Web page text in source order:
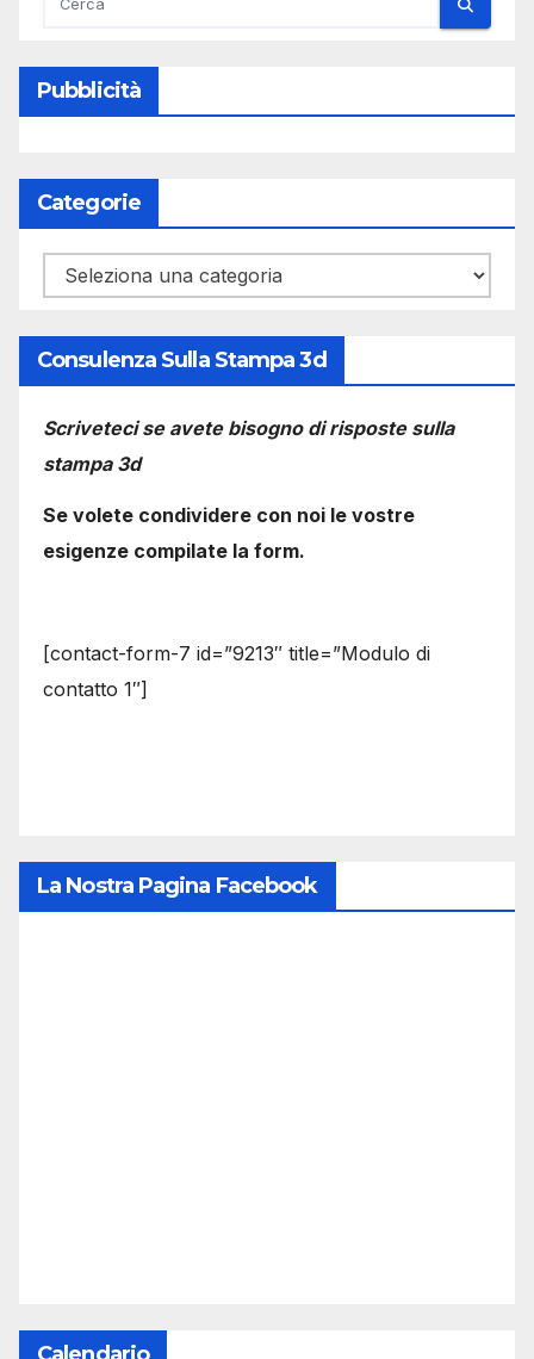
Pubblicità
Categorie
Categorie
Consulenza Sulla Stampa 3d
Scriveteci se avete bisogno di risposte sulla
stampa 3d
Se volete condividere con noi le vostre
esigenze compilate la form.
[contact-form-7 id=”9213″ title=”Modulo di
contatto 1″]
La Nostra Pagina Facebook